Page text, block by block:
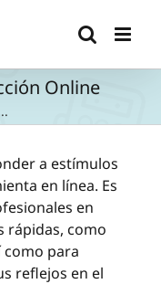
Online
a estímulos
en línea. Es
en
rápidas, como
como para
reflejos en el